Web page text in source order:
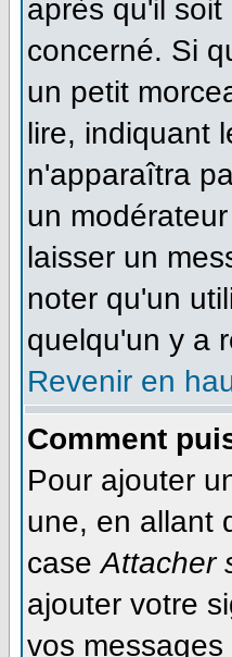
après qu'il
concerné. Si
un petit
lire, indiquant
n'apparaîtra
un
laisser un
noter qu'un
quelqu'un y a
Revenir en
Comment
Pour ajouter
une, en allant
caseAttacher
ajouter votre
vos